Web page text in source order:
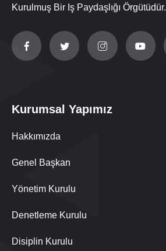
Kurulmuş Bir Iş Paydaşlığı Örgütüdür.
Kurumsal Yapımız
Hakkımızda
Genel Başkan
Yönetim Kurulu
Denetleme Kurulu
Disiplin Kurulu